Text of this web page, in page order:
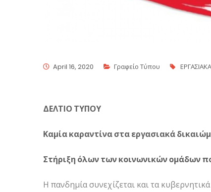
April 16, 2020 Γραφείο Τύπου ΕΡΓΑΣΙΑΚΑ
ΔΕΛΤΙΟ ΤΥΠΟΥ
Καμία καραντίνα στα εργασιακά
Στήριξη όλων των κοινωνικών ομάδων
Η πανδημία συνεχίζεται και τα